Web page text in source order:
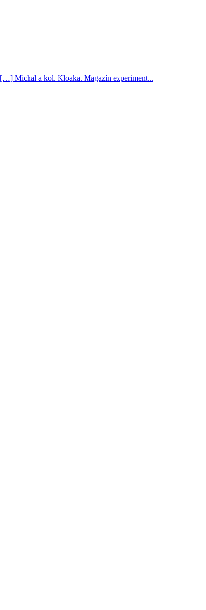
[…] Michal a kol. Kloaka. Magazín experiment...